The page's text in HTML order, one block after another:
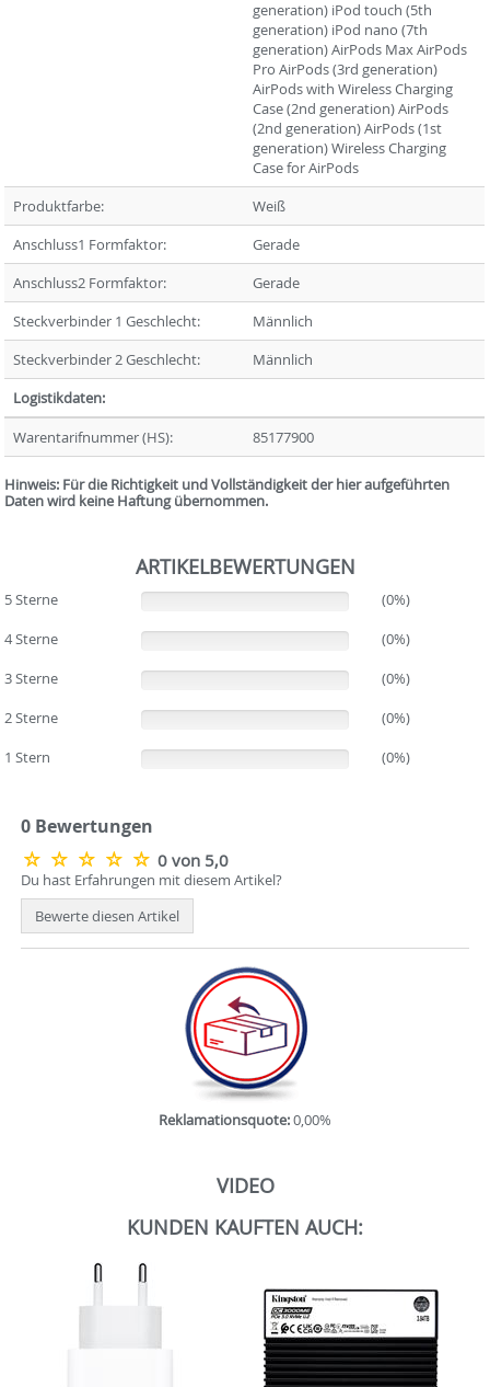
generation) iPod touch (5th
generation) iPod nano (7th
generation) AirPods Max AirPods
Pro AirPods (3rd generation)
AirPods with Wireless Charging
Case (2nd generation) AirPods
(2nd generation) AirPods (1st
generation) Wireless Charging
Case for AirPods
Produktfarbe:
Weiß
Anschluss1 Formfaktor:
Gerade
Anschluss2 Formfaktor:
Gerade
Steckverbinder 1 Geschlecht:
Männlich
Steckverbinder 2 Geschlecht:
Männlich
Logistikdaten:
Warentarifnummer (HS):
85177900
Hinweis: Für die Richtigkeit und Vollständigkeit der hier aufgeführten
Daten wird keine Haftung übernommen.
ARTIKELBEWERTUNGEN
5 Sterne
(0%)
4 Sterne
(0%)
3 Sterne
(0%)
2 Sterne
(0%)
1 Stern
(0%)
0 Bewertungen
0 von 5,0
Du hast Erfahrungen mit diesem Artikel?
Bewerte diesen Artikel
Reklamationsquote:0,00%
VIDEO
KUNDEN KAUFTEN AUCH: